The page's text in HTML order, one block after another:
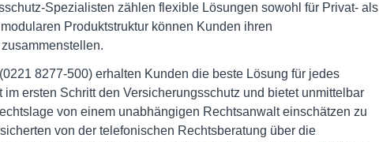
Spezialisten zählen flexible Lösungen sowohl für Privat- als
Produktstruktur können Kunden ihren
8277-500) erhalten Kunden die beste Lösung für jedes
ersten Schritt den Versicherungsschutz und bietet unmittelbar
von einem unabhängigen Rechtsanwalt einschätzen zu
von der telefonischen Rechtsberatung über die